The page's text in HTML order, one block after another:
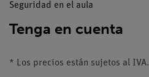
Seguridad en el aula
Tenga en cuenta
* Los precios están sujetos al IVA.